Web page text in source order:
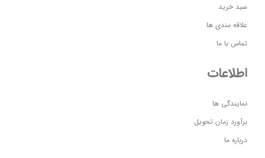
سبد خرید
علاقه مندی ها
تماس با ما
اطلاعات
نمایندگی ها
برآورد زمان تحویل
درباره ما